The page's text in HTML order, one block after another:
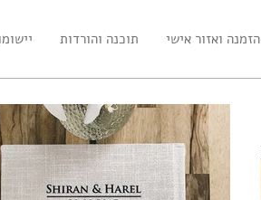
הזמנה ואזור אישי תוכנה והורדות